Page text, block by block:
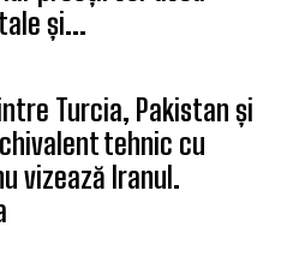
și...
Turcia, Pakistan și
tehnic cu
vizează Iranul.